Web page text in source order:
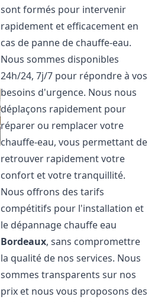
sont formés pour intervenir
rapidement et efficacement en
cas de panne de chauffe-eau.
Nous sommes disponibles
24h/24, 7j/7 pour répondre à vos
besoins d'urgence. Nous nous
déplaçons rapidement pour
réparer ou remplacer votre
chauffe-eau, vous permettant de
retrouver rapidement votre
confort et votre tranquillité.
Nous offrons des tarifs
compétitifs pour l'installation et
le dépannage chauffe eau
Bordeaux, sans compromettre
la qualité de nos services. Nous
sommes transparents sur nos
prix et nous vous proposons des